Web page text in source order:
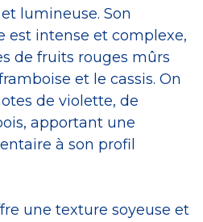
lumineuse. Son
est intense et complexe,
de fruits rouges mûrs
et le cassis. On
de violette, de
apportant une
à son profil
une texture soyeuse et